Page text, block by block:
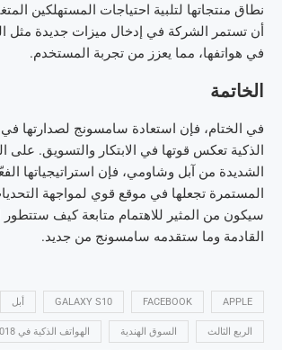
نطاق منتجاتها لتلبية احتياجات المستهلكين
أن تستمر الشركة في إدخال ميزات جديدة مثل
في هواتفها، مما يعزز من تجربة المستخدم.
الخاتمة
في الختام، فإن استعادة سامسونج لصدارتها
الذكية تعكس قوتها في الابتكار والتسويق. على
الشديدة من آبل وشاومي، فإن استراتيجياتها
المستمرة تجعلها في موقع قوي لمواجهة
سيكون من المثير للاهتمام متابعة كيف
القادمة وما ستقدمه سامسونج من جديد.
APPLE
FACEBOOK
GALAXY S10 أبل
الربع الثالث السوق الهندية الهواتف الذكية في 2018